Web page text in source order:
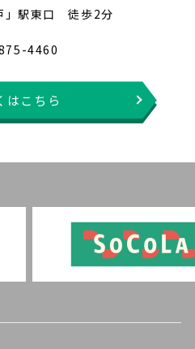
」駅東口 徒歩2分
4460
はこちら